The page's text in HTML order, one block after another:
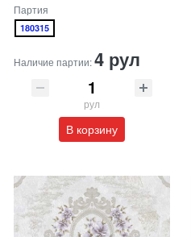
Партия
180315
Наличие партии:4 рул
рул
В корзину